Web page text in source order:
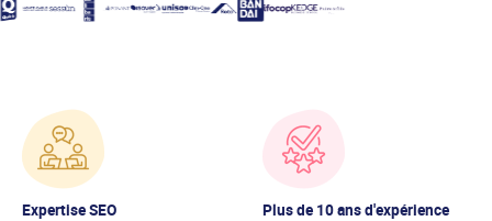
Expertise SEO
Plus de 10 ans d'expérience